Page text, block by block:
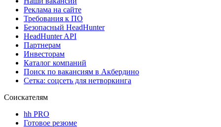
Реклама на сайте
Требования к ПО
Безопасный HeadHunter
HeadHunter API
Партнерам
Инвесторам
Каталог компаний
Поиск по вакансиям в Акбердино
Сетка: соцсеть для нетворкинга
Соискателям
hh PRO
Готовое резюме